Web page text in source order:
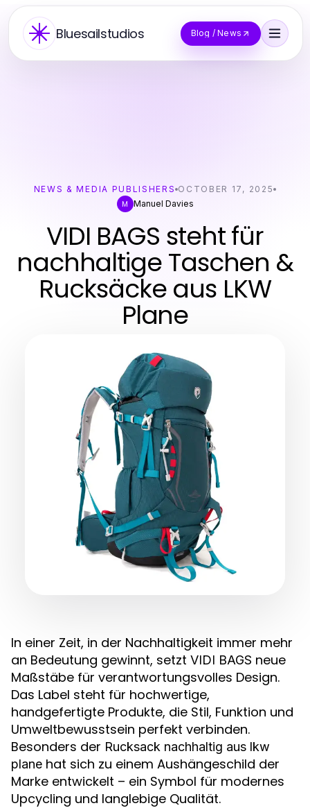
Bluesailstudios Blog / News
NEWS & MEDIA PUBLISHERS OCTOBER 17, 2025
M Manuel Davies
VIDI BAGS steht für
nachhaltige Taschen &
Rucksäcke aus LKW
Plane
In einer Zeit, in der Nachhaltigkeit immer mehr
an Bedeutung gewinnt, setzt VIDI BAGS neue
Maßstäbe für verantwortungsvolles Design.
Das Label steht für hochwertige,
handgefertigte Produkte, die Stil, Funktion und
Umweltbewusstsein perfekt verbinden.
Besonders der Rucksack nachhaltig aus lkw
plane hat sich zu einem Aushängeschild der
Marke entwickelt – ein Symbol für modernes
Upcycling und langlebige Qualität.